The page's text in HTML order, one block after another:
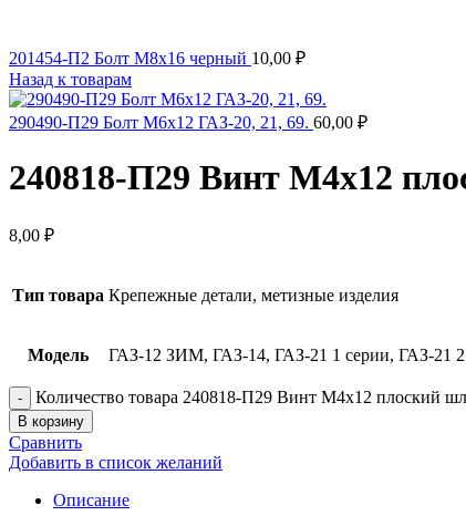
201454-П2 Болт М8х16 черный 10,00 ₽
Назад к товарам
290490-П29 Болт М6х12 ГАЗ-20, 21, 69. 60,00 ₽
240818-П29 Винт М4х12
8,00 ₽
Тип товара Крепежные детали, метизные изделия
Модель ГАЗ-12 ЗИМ, ГАЗ-14, ГАЗ-21 1 серии, ГАЗ-21
Количество товара 240818-П29 Винт М4х12 плоский
В корзину
Сравнить
Добавить в список желаний
Описание